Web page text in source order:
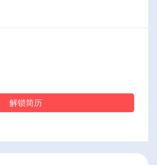
解锁简历